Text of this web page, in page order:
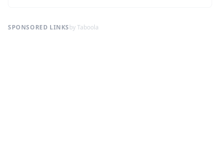
SPONSORED LINKSby Taboola